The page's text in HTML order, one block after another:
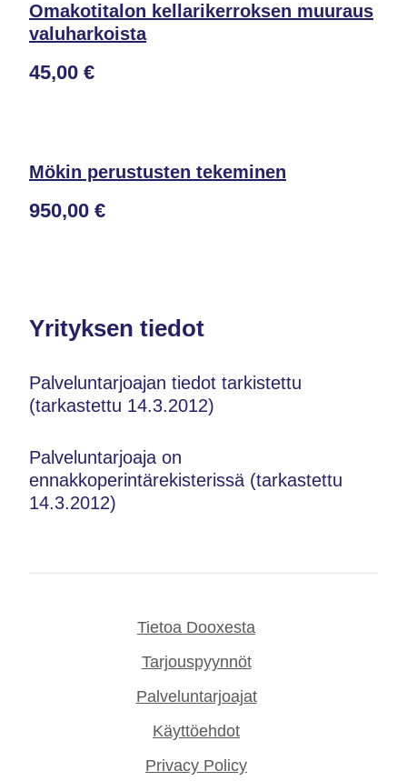
Omakotitalon kellarikerroksen muuraus
valuharkoista
45,00 €
Mökin perustusten tekeminen
950,00 €
Yrityksen tiedot
Palveluntarjoajan tiedot tarkistettu
(tarkastettu 14.3.2012)
Palveluntarjoaja on
ennakkoperintärekisterissä (tarkastettu
14.3.2012)
Tietoa Dooxesta
Tarjouspyynnöt
Palveluntarjoajat
Käyttöehdot
Privacy Policy